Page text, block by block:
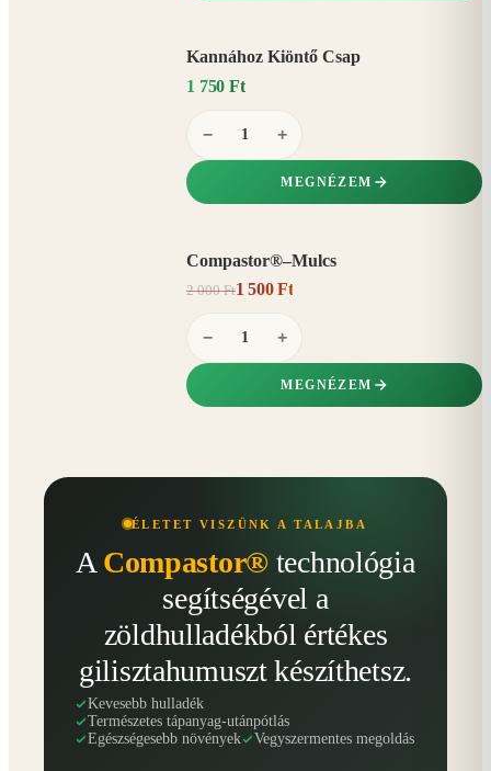
Kannához Kiöntő Csap
1 750 Ft
− +
MEGNÉZEM
Compastor®–Mulcs
2 000 Ft1 500 Ft
− +
MEGNÉZEM
ÉLETET VISZÜNK A TALAJBA
A Compastor® technológia
segítségével a
zöldhulladékból értékes
gilisztahumuszt készíthetsz.
Kevesebb hulladék
Természetes tápanyag-utánpótlás
Egészségesebb növények
Vegyszermentes megoldás